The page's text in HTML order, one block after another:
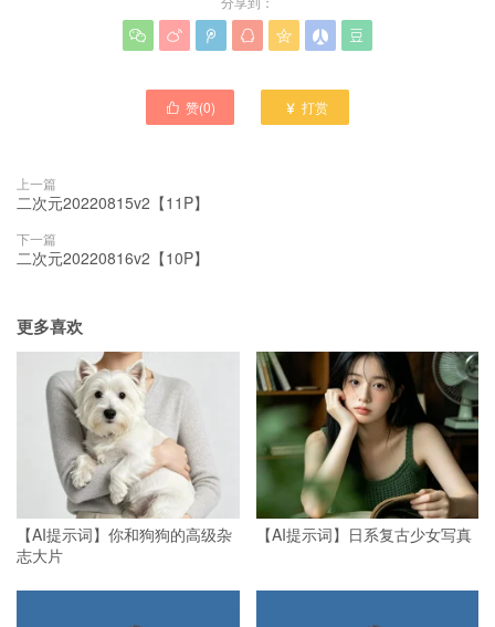
      
 赞(0)  打赏
上一篇
二次元20220815v2【11P】
下一篇
二次元20220816v2【10P】
更多喜欢
【AI提示词】你和狗狗的高级杂
志大片
【AI提示词】日系复古少女写真